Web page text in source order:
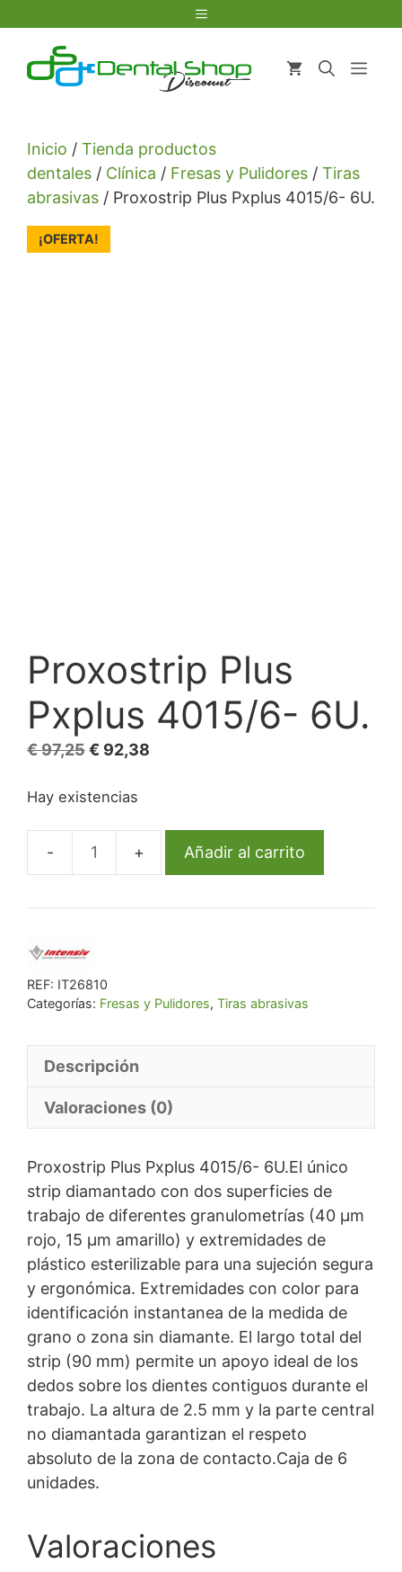
contenido
Menú
Inicio / Tienda productos
dentales / Clínica / Fresas y Pulidores / Tiras
abrasivas / Proxostrip Plus Pxplus 4015/6- 6U.
¡OFERTA!
Proxostrip Plus
Pxplus 4015/6- 6U.
€97,25El
original
€ 97,25.
€ 92,38
€ 92,38.
Hay existencias
Proxostrip
Pxplus
Añadir al carrito
REF: IT26810
Categorías: Fresas y Pulidores, Tiras abrasivas
Descripción
Valoraciones (0)
Proxostrip Plus Pxplus 4015/6- 6U.El único
strip diamantado con dos superficies de
trabajo de diferentes granulometrías (40 µm
rojo, 15 µm amarillo) y extremidades de
plástico esterilizable para una sujeción segura
y ergonómica. Extremidades con color para
identificación instantanea de la medida de
grano o zona sin diamante. El largo total del
strip (90 mm) permite un apoyo ideal de los
dedos sobre los dientes contiguos durante el
trabajo. La altura de 2.5 mm y la parte central
no diamantada garantizan el respeto
absoluto de la zona de contacto.Caja de 6
unidades.
Valoraciones